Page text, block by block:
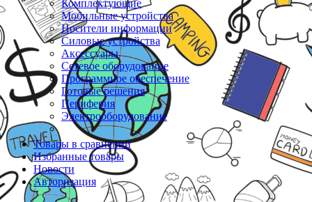
Комплектующие
Мобильные устройства
Носители информации
Силовые устройства
Аксессуары
Сетевое оборудование
Программное обеспечение
Готовые решения
Периферия
Электрооборудование
Товары в сравнении
Избранные товары
Новости
Авторизация